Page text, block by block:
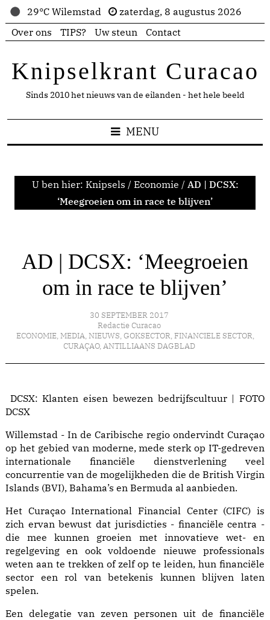
29°C Wilemstad
zaterdag, 8 augustus 2026
Over ons
TIPS? Uw steun Contact
Knipselkrant Curacao
Sinds 2010 het nieuws van de eilanden - het hele beeld
MENU
U ben hier: Knipsels / Economie / AD | DCSX:
‘Meegroeien om in race te blijven’
AD | DCSX: ‘Meegroeien
om in race te blijven’
30 SEPTEMBER 2017
Redactie Curacao
ECONOMIE, MEDIA, NIEUWS, GOKSECTOR, FINANCIELE SECTOR,
CURAÇAO, ANTILLIAANS DAGBLAD
DCSX: Klanten eisen bewezen bedrijfscultuur | FOTO
DCSX
Willemstad - In de Caribische regio ondervindt Curaçao
op het gebied van moderne, mede sterk op IT-gedreven
internationale financiële dienstverlening veel
concurrentie van de mogelijkheden die de British Virgin
Islands (BVI), Bahama’s en Bermuda al aanbieden.
Het Curaçao International Financial Center (CIFC) is
zich ervan bewust dat jurisdicties - financiële centra -
die mee kunnen groeien met innovatieve wet- en
regelgeving en ook voldoende nieuwe professionals
weten aan te trekken of zelf op te leiden, hun financiële
sector een rol van betekenis kunnen blijven laten
spelen.
Een delegatie van zeven personen uit de financiële